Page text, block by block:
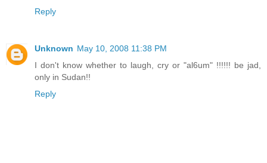
Reply
Unknown May 10, 2008 11:38 PM
I don't know whether to laugh, cry or "al6um" !!!!!! be jad,
only in Sudan!!
Reply